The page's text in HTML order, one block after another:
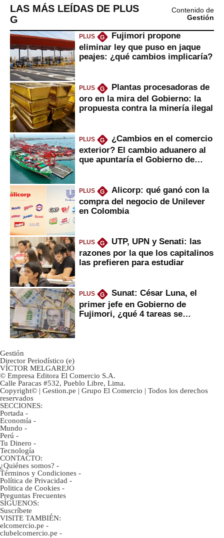
LAS MÁS LEÍDAS DE PLUS
G
Contenido de
Gestión
PLUS G
Fujimori propone
eliminar ley que puso en jaque
peajes: ¿qué cambios implicaría?
PLUS G
Plantas procesadoras de
oro en la mira del Gobierno: la
propuesta contra la minería ilegal
PLUS G
¿Cambios en el comercio
exterior? El cambio aduanero al
que apuntaría el Gobierno de
PLUS G
Alicorp: qué ganó con la
compra del negocio de Unilever
en Colombia
PLUS G
UTP, UPN y Senati: las
razones por la que los capitalinos
las prefieren para estudiar
PLUS G
Sunat: César Luna, el
primer jefe en Gobierno de
Fujimori, ¿qué 4 tareas se
Gestión
Director Periodístico (e)
VÍCTOR MELGAREJO
© Empresa Editora El Comercio S.A.
Calle Paracas #532, Pueblo Libre, Lima.
Copyright© | Gestion.pe | Grupo El Comercio | Todos los derechos
reservados
SECCIONES:
Portada -
Economía -
Mundo -
Perú -
Tu Dinero -
Tecnología
CONTACTO:
¿Quiénes somos? -
Términos y Condiciones -
Política de Privacidad -
Politica de Cookies -
Preguntas Frecuentes
SÍGUENOS:
Suscríbete
VISITE TAMBIÉN:
elcomercio.pe -
clubelcomercio.pe -